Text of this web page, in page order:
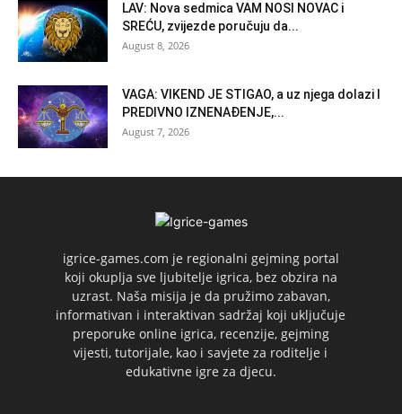
LAV: Nova sedmica VAM NOSI NOVAC i
SREĆU, zvijezde poručuju da...
August 8, 2026
VAGA: VIKEND JE STIGAO, a uz njega dolazi I
PREDIVNO IZNENAĐENJE,...
August 7, 2026
igrice-games.com je regionalni gejming portal
koji okuplja sve ljubitelje igrica, bez obzira na
uzrast. Naša misija je da pružimo zabavan,
informativan i interaktivan sadržaj koji uključuje
preporuke online igrica, recenzije, gejming
vijesti, tutorijale, kao i savjete za roditelje i
edukativne igre za djecu.